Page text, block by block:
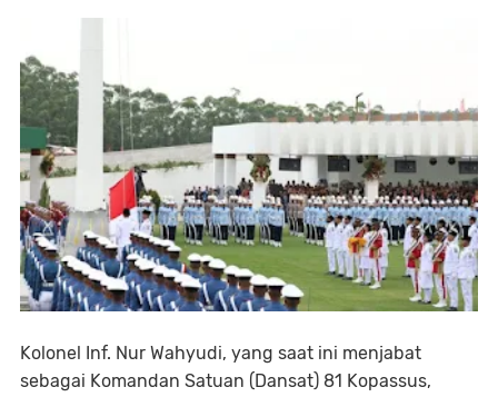
Kolonel Inf. Nur Wahyudi, yang saat ini menjabat
sebagai Komandan Satuan (Dansat) 81 Kopassus,